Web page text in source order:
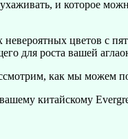
и которое
невероятных цветов с
для роста вашей
как мы можем
китайскому